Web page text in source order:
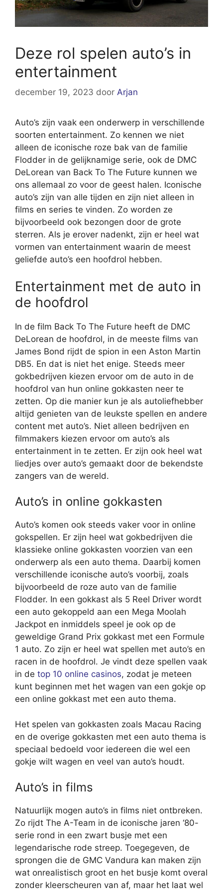
Deze rol spelen auto’s in
entertainment
december 19, 2023 door Arjan
Auto’s zijn vaak een onderwerp in verschillende
soorten entertainment. Zo kennen we niet
alleen de iconische roze bak van de familie
Flodder in de gelijknamige serie, ook de DMC
DeLorean van Back To The Future kunnen we
ons allemaal zo voor de geest halen. Iconische
auto’s zijn van alle tijden en zijn niet alleen in
films en series te vinden. Zo worden ze
bijvoorbeeld ook bezongen door de grote
sterren. Als je erover nadenkt, zijn er heel wat
vormen van entertainment waarin de meest
geliefde auto’s een hoofdrol hebben.
Entertainment met de auto in
de hoofdrol
In de film Back To The Future heeft de DMC
DeLorean de hoofdrol, in de meeste films van
James Bond rijdt de spion in een Aston Martin
DB5. En dat is niet het enige. Steeds meer
gokbedrijven kiezen ervoor om de auto in de
hoofdrol van hun online gokkasten neer te
zetten. Op die manier kun je als autoliefhebber
altijd genieten van de leukste spellen en andere
content met auto’s. Niet alleen bedrijven en
filmmakers kiezen ervoor om auto’s als
entertainment in te zetten. Er zijn ook heel wat
liedjes over auto’s gemaakt door de bekendste
zangers van de wereld.
Auto’s in online gokkasten
Auto’s komen ook steeds vaker voor in online
gokspellen. Er zijn heel wat gokbedrijven die
klassieke online gokkasten voorzien van een
onderwerp als een auto thema. Daarbij komen
verschillende iconische auto’s voorbij, zoals
bijvoorbeeld de roze auto van de familie
Flodder. In een gokkast als 5 Reel Driver wordt
een auto gekoppeld aan een Mega Moolah
Jackpot en inmiddels speel je ook op de
geweldige Grand Prix gokkast met een Formule
1 auto. Zo zijn er heel wat spellen met auto’s en
racen in de hoofdrol. Je vindt deze spellen vaak
in de top 10 online casinos, zodat je meteen
kunt beginnen met het wagen van een gokje op
een online gokkast met een auto thema.
Het spelen van gokkasten zoals Macau Racing
en de overige gokkasten met een auto thema is
speciaal bedoeld voor iedereen die wel een
gokje wilt wagen en veel van auto’s houdt.
Auto’s in films
Natuurlijk mogen auto’s in films niet ontbreken.
Zo rijdt The A-Team in de iconische jaren ‘80-
serie rond in een zwart busje met een
legendarische rode streep. Toegegeven, de
sprongen die de GMC Vandura kan maken zijn
wat onrealistisch groot en het busje komt overal
zonder kleerscheuren van af, maar het laat wel